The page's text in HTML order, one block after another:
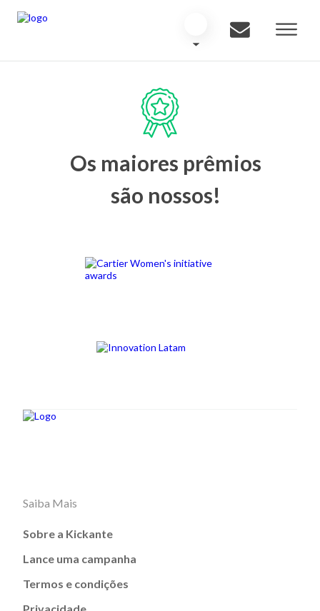
Os maiores prêmios
são nossos!
Saiba Mais
Sobre a Kickante
Lance uma campanha
Termos e condições
Privacidade